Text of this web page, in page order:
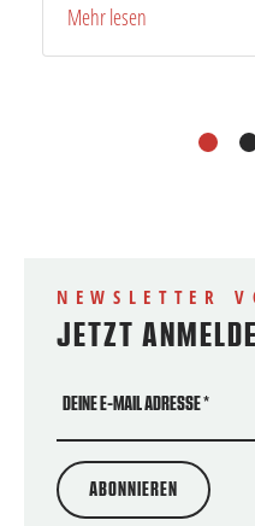
Mehr lesen
1 2
NEWSLETTER
JETZT
DEINE E-MAIL ADRESSE*
ABONNIEREN